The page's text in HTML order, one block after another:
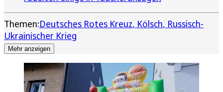
Themen:Deutsches Rotes Kreuz Kölsch Russisch-
Ukrainischer Krieg
Mehr anzeigen